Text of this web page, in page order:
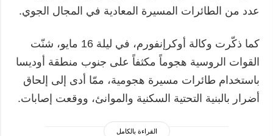
عدد من الطائرات المسيرة المعادية في المجال الجوي.
كما ذكّرت وكالة أوكرإنفورم، في ليلة 16 مايو، شنّت
القوات الروسية هجوماً مكثفاً على جنوب منطقة أوديسا
باستخدام طائرات مسيرة هجومية، ممّا أدى إلى إلحاق
أضرار بالبنية التحتية السكنية والموانئ، ووقعت إصابات.
القراءة بالكامل